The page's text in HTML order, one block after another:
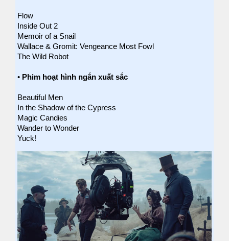
Flow
Inside Out 2
Memoir of a Snail
Wallace & Gromit: Vengeance Most Fowl
The Wild Robot
• Phim hoạt hình ngắn xuất sắc
Beautiful Men
In the Shadow of the Cypress
Magic Candies
Wander to Wonder
Yuck!